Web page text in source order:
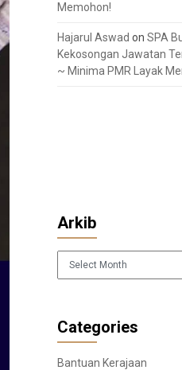
Memohon!
Hajarul Aswad on SPA
Kekosongan Jawatan
~ Minima PMR Layak
Arkib
Arkib
Categories
Bantuan Kerajaan